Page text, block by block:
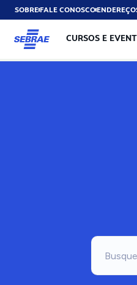
SOBREFALE CONOSCO
CURSOS E